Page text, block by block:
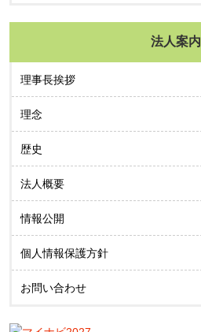
法人案内
理事長挨拶
理念
歴史
法人概要
情報公開
個人情報保護方針
お問い合わせ